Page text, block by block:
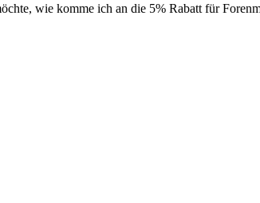
wie komme ich an die 5% Rabatt für